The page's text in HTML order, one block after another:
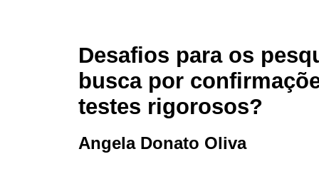
Desafios para os
busca por
testes rigorosos?
Angela Donato Oliva